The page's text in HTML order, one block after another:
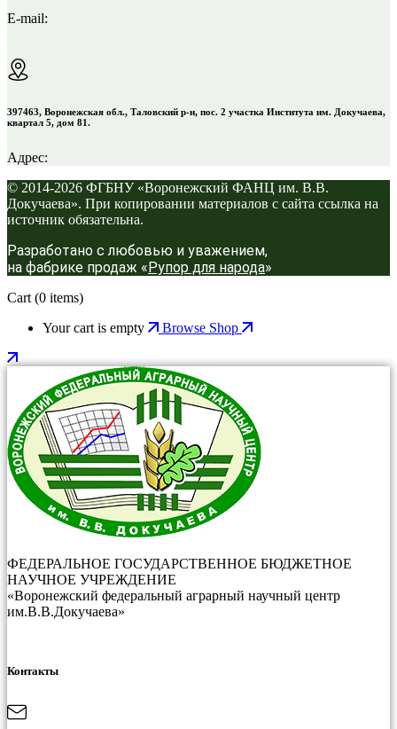
E-mail:
397463, Воронежская обл., Таловский р-н, пос. 2 участка Института им. Докучаева,
квартал 5, дом 81.
Адрес:
© 2014-2026 ФГБНУ «Воронежский ФАНЦ им. В.В.
Докучаева». При копировании материалов с сайта ссылка на
источник обязательна.
Разработано с любовью и уважением,
на фабрике продаж «Рупор для народа»
Cart (0 items)
Your cart is empty
Browse Shop
ФЕДЕРАЛЬНОЕ ГОСУДАРСТВЕННОЕ БЮДЖЕТНОЕ
НАУЧНОЕ УЧРЕЖДЕНИЕ
«Воронежский федеральный аграрный научный центр
им.В.В.Докучаева»
Контакты